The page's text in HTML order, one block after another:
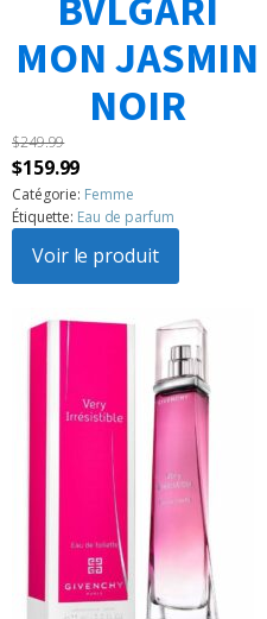
MON JASMIN
NOIR
$249.99
Le
prix
initial
était :
$249.99.
$159.99Le
prix
actuel
est :
$159.99.
Catégorie: Femme
Étiquette: Eau de parfum
Voir le produit